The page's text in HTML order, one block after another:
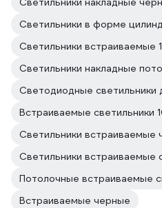
Светильники в форме
Светильники встраиваемые
Светильники накладные
Светодиодные светильники
Встраиваемые светильники
Светильники встраиваемые
Светильники встраиваемые
Потолочные встраиваемые
Встраиваемые черные